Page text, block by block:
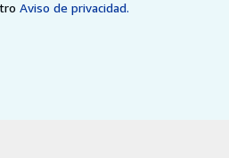
Aviso de privacidad.